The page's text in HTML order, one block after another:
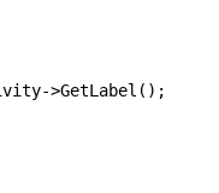
>GetLabel();